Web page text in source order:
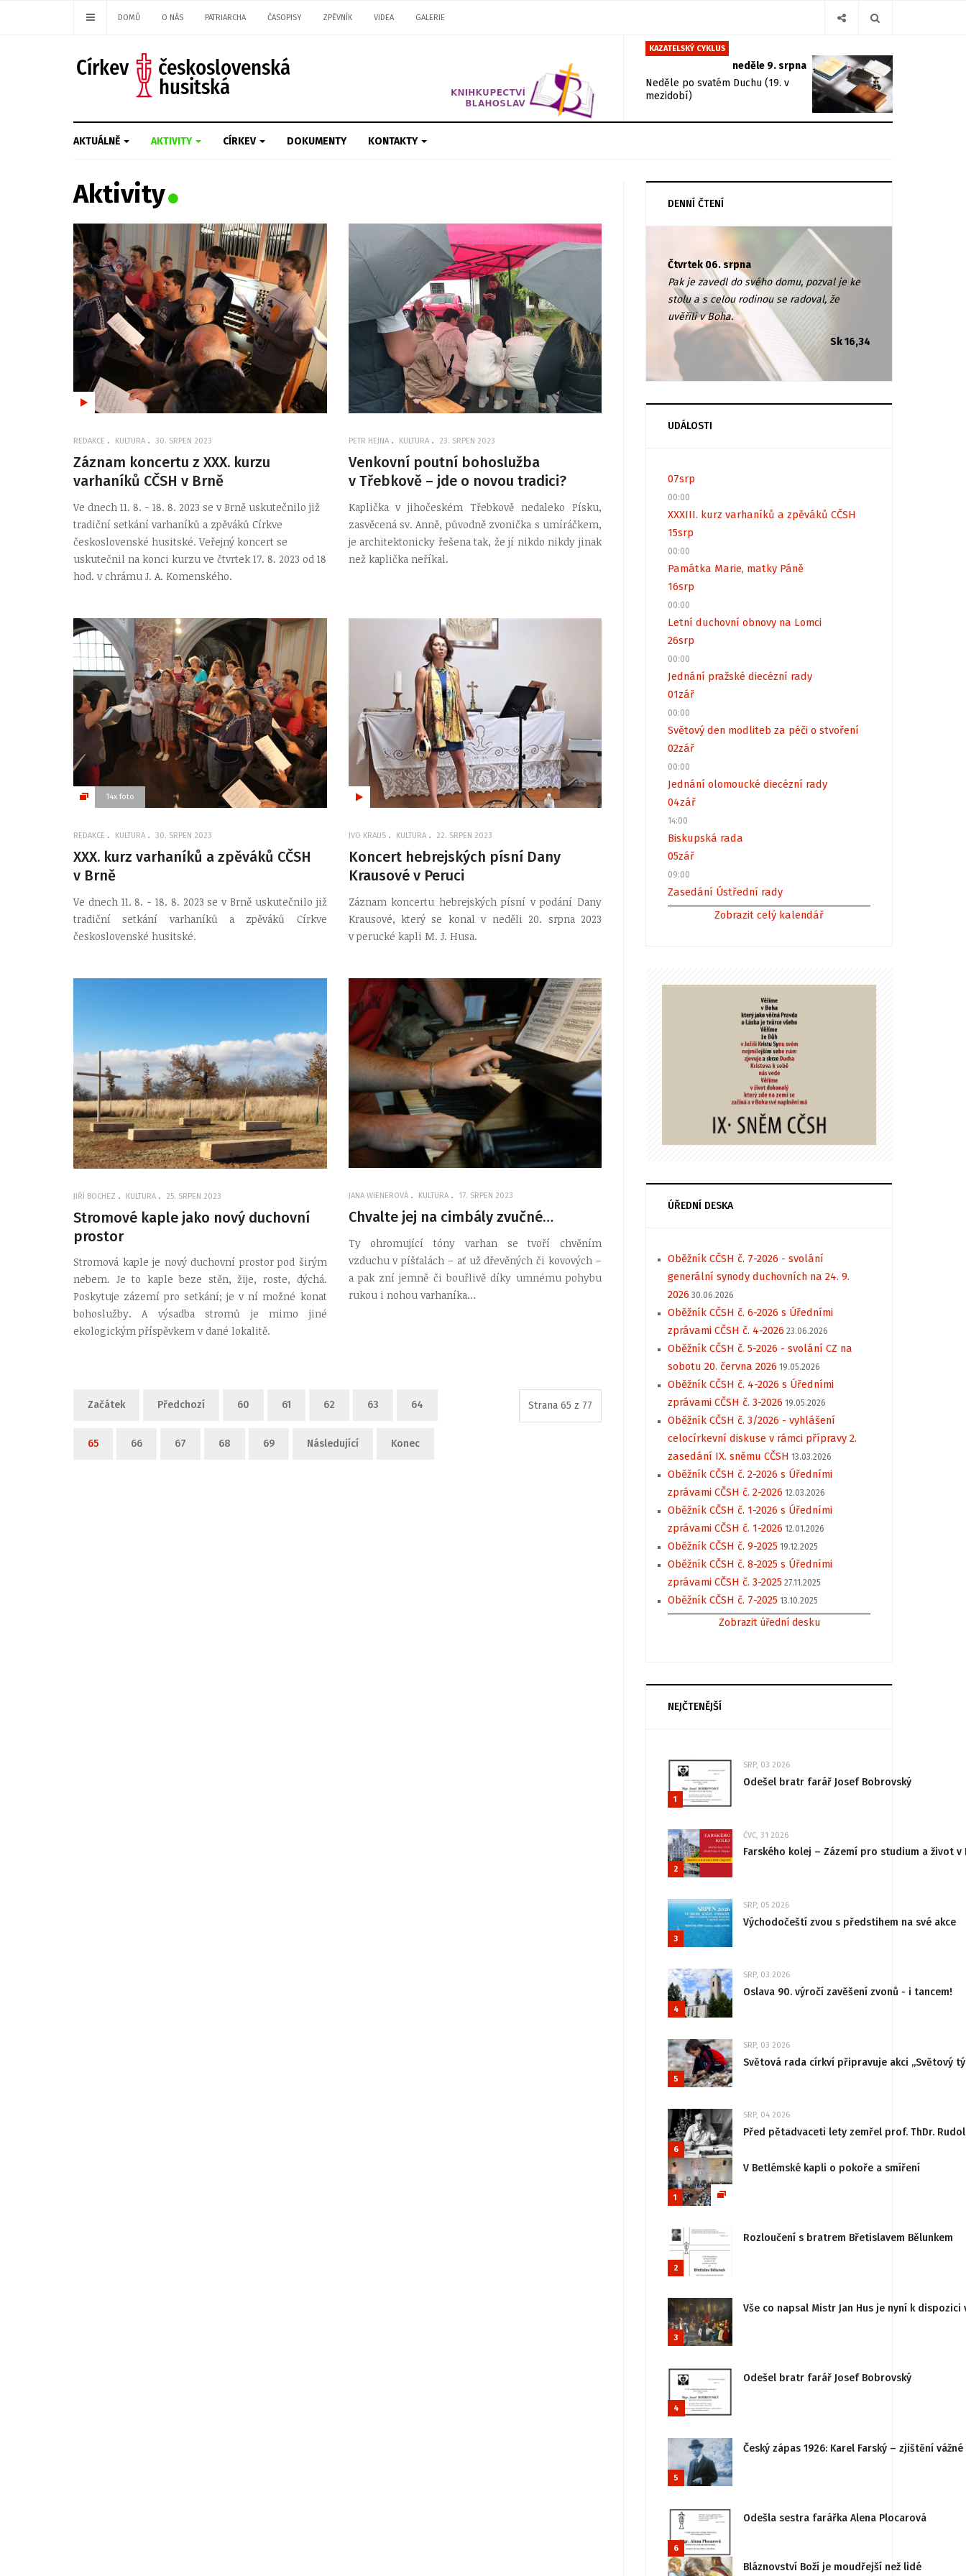
DOMŮ O NÁS PATRIARCHA ČASOPISY ZPĚVNÍK VIDEA GALERIE
KAZATELSKÝ CYKLUS
neděle 9. srpna
Neděle po svatém Duchu (19. v
mezidobí)
AKTUÁLNĚ AKTIVITY CÍRKEV DOKUMENTY KONTAKTY
Aktivity
REDAKCE KULTURA 30. SRPEN 2023
Záznam koncertu z XXX. kurzu
varhaníků CČSH v Brně
Ve dnech 11. 8. - 18. 8. 2023 se v Brně uskutečnilo již
tradiční setkání varhaníků a zpěváků Církve
československé husitské. Veřejný koncert se
uskutečnil na konci kurzu ve čtvrtek 17. 8. 2023 od 18
hod. v chrámu J. A. Komenského.
PETR HEJNA KULTURA 23. SRPEN 2023
Venkovní poutní bohoslužba
v Třebkově – jde o novou tradici?
Kaplička v jihočeském Třebkově nedaleko Písku,
zasvěcená sv. Anně, původně zvonička s umíráčkem,
je architektonicky řešena tak, že jí nikdo nikdy jinak
než kaplička neříkal.
14x foto
REDAKCE KULTURA 30. SRPEN 2023
XXX. kurz varhaníků a zpěváků CČSH
v Brně
Ve dnech 11. 8. - 18. 8. 2023 se v Brně uskutečnilo již
tradiční setkání varhaníků a zpěváků Církve
československé husitské.
IVO KRAUS KULTURA 22. SRPEN 2023
Koncert hebrejských písní Dany
Krausové v Peruci
Záznam koncertu hebrejských písní v podání Dany
Krausové, který se konal v neděli 20. srpna 2023
v perucké kapli M. J. Husa.
JIŘÍ BOCHEZ KULTURA 25. SRPEN 2023
Stromové kaple jako nový duchovní
prostor
Stromová kaple je nový duchovní prostor pod širým
nebem. Je to kaple beze stěn, žije, roste, dýchá.
Poskytuje zázemí pro setkání; je v ní možné konat
bohoslužby. A výsadba stromů je mimo jiné
ekologickým příspěvkem v dané lokalitě.
JANA WIENEROVÁ KULTURA 17. SRPEN 2023
Chvalte jej na cimbály zvučné…
Ty ohromující tóny varhan se tvoří chvěním
vzduchu v píšťalách – ať už dřevěných či kovových –
a pak zní jemně či bouřlivě díky umnému pohybu
rukou i nohou varhaníka…
Strana 65 z 77
Začátek Předchozí 60 61 62 63 64
65 66 67 68 69 Následující Konec
DENNÍ ČTENÍ
Čtvrtek 06. srpna
Pak je zavedl do svého domu, pozval je ke
stolu a s celou rodinou se radoval, že
uvěřili v Boha.
Sk 16,34
UDÁLOSTI
07srp
00:00
XXXIII. kurz varhaníků a zpěváků CČSH
15srp
00:00
Památka Marie, matky Páně
16srp
00:00
Letní duchovní obnovy na Lomci
26srp
00:00
Jednání pražské diecézní rady
01zář
00:00
Světový den modliteb za péči o stvoření
02zář
00:00
Jednání olomoucké diecézní rady
04zář
14:00
Biskupská rada
05zář
09:00
Zasedání Ústřední rady
Zobrazit celý kalendář
ÚŘEDNÍ DESKA
Oběžník CČSH č. 7-2026 - svolání
generální synody duchovních na 24. 9.
2026 30.06.2026
Oběžník CČSH č. 6-2026 s Úředními
zprávami CČSH č. 4-2026 23.06.2026
Oběžník CČSH č. 5-2026 - svolání CZ na
sobotu 20. června 2026 19.05.2026
Oběžník CČSH č. 4-2026 s Úředními
zprávami CČSH č. 3-2026 19.05.2026
Oběžník CČSH č. 3/2026 - vyhlášení
celocírkevní diskuse v rámci přípravy 2.
zasedání IX. sněmu CČSH 13.03.2026
Oběžník CČSH č. 2-2026 s Úředními
zprávami CČSH č. 2-2026 12.03.2026
Oběžník CČSH č. 1-2026 s Úředními
zprávami CČSH č. 1-2026 12.01.2026
Oběžník CČSH č. 9-2025 19.12.2025
Oběžník CČSH č. 8-2025 s Úředními
zprávami CČSH č. 3-2025 27.11.2025
Oběžník CČSH č. 7-2025 13.10.2025
Zobrazit úřední desku
NEJČTENĚJŠÍ
1
SRP, 03 2026
Odešel bratr farář Josef Bobrovský
2
ČVC, 31 2026
Farského kolej – Zázemí pro studium a život v
3
SRP, 05 2026
Východočeští zvou s předstihem na své akce
4
SRP, 03 2026
Oslava 90. výročí zavěšení zvonů - i tancem!
5
SRP, 03 2026
Světová rada církví připravuje akci „Světový
6
SRP, 04 2026
Před pětadvaceti lety zemřel prof. ThDr.
1
V Betlémské kapli o pokoře a smíření
2
Rozloučení s bratrem Břetislavem Bělunkem
3
Vše co napsal Mistr Jan Hus je nyní k
4
Odešel bratr farář Josef Bobrovský
5
Český zápas 1926: Karel Farský – zjištění
6
Odešla sestra farářka Alena Plocarová
Bláznovství Boží je moudřejší než lidé